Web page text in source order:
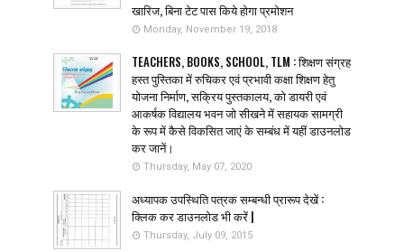
खारिज, बिना टेट पास किये होगा प्रमोशन
Monday, November 19, 2018
TEACHERS, BOOKS, SCHOOL, TLM : शिक्षण संग्रह
हस्त पुस्तिका में रुचिकर एवं प्रभावी कक्षा शिक्षण हेतु
योजना निर्माण, सक्रिय पुस्तकालय, को डायरी एवं
आकर्षक विद्यालय भवन जो सीखने में सहायक सामग्री
के रूप में कैसे विकसित जाएं के सम्बंध में यहीं डाउनलोड
कर जानें।
Thursday, May 07, 2020
अध्यापक उपस्थिति पत्रक सम्बन्धी प्रारूप देखें :
क्लिक कर डाउनलोड भी करें |
Thursday, July 09, 2015